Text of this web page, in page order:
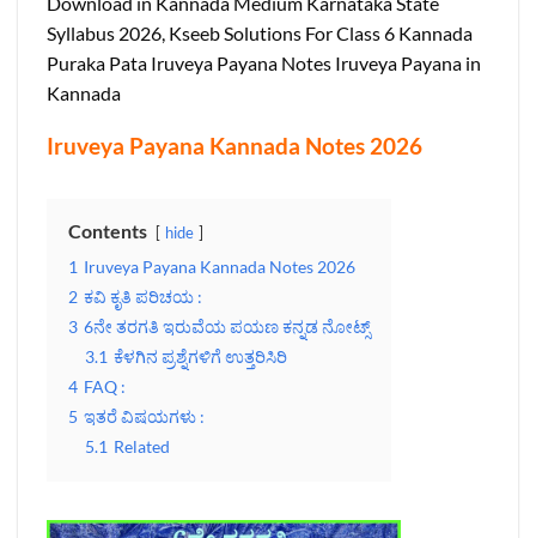
Syllabus 2026, Kseeb Solutions For Class 6 Kannada
Puraka Pata Iruveya Payana Notes Iruveya Payana in
Kannada
Iruveya Payana Kannada Notes‌ 2026
Contents hide
1 Iruveya Payana Kannada Notes‌ 2026
2 ಕವಿ ಕೃತಿ ಪರಿಚಯ :
3 6ನೇ ತರಗತಿ ಇರುವೆಯ ಪಯಣ ಕನ್ನಡ ನೋಟ್ಸ್
3.1 ಕೆಳಗಿನ ಪ್ರಶ್ನೆಗಳಿಗೆ ಉತ್ತರಿಸಿರಿ
4 FAQ :
5 ಇತರೆ ವಿಷಯಗಳು :
5.1 Related